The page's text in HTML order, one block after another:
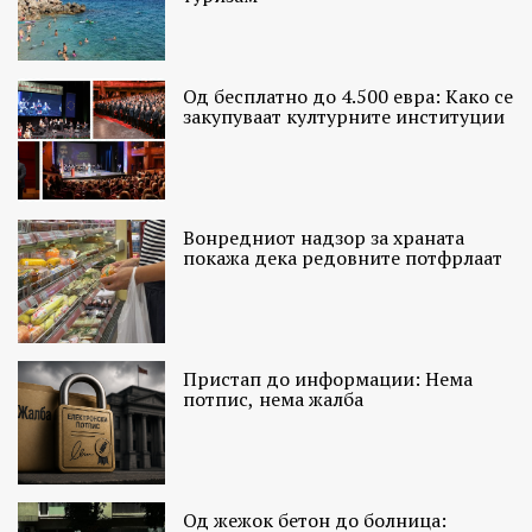
Од бесплатно до 4.500 евра: Како се
закупуваат културните институции
Вонредниот надзор за храната
покажа дека редовните потфрлаат
Пристап до информации: Нема
потпис, нема жалба
Од жежок бетон до болница: